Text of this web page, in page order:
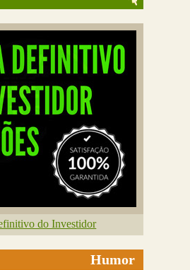
do Investidor
Humor